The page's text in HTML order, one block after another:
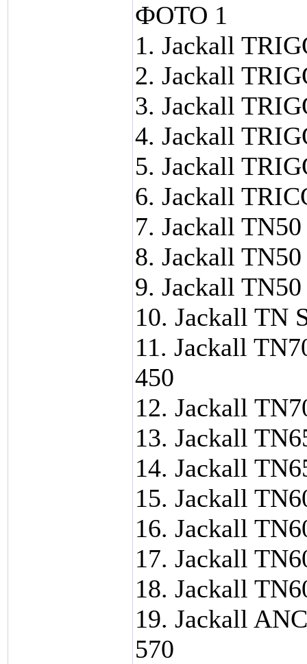
ФОТО 1
1. Jackall
2. Jackall
3. Jackall
4. Jackall
5. Jackall
6. Jackall
7. Jackall
8. Jackall
9. Jackall
10. Jackall TN
11. Jackall
450
12. Jackall
13. Jackall
14. Jackall
15. Jackall
16. Jackall
17. Jackall
18. Jackall
19. Jackall
570